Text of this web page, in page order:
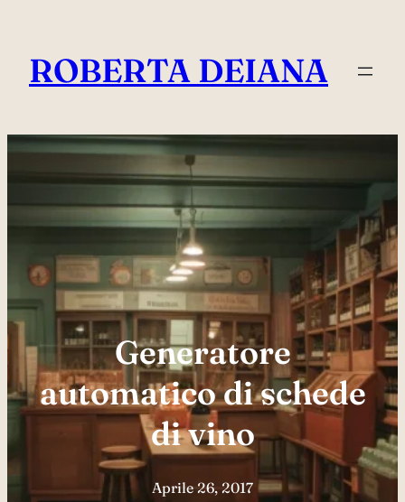
contenuto
ROBERTA DEIANA
Generatore
automatico di schede
di vino
Aprile 26, 2017